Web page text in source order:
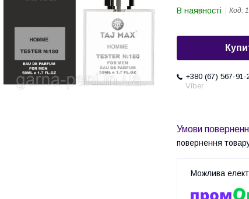
В наявності Код:
+380 (67) 567-91-
Viber
повернення